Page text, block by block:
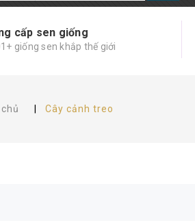
cấp sen giống
giống sen khắp thế giới
Cây cảnh treo